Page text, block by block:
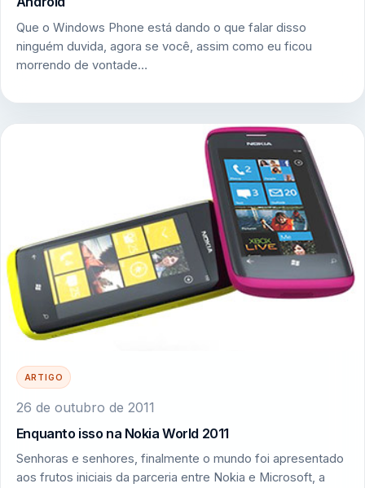
Que o Windows Phone está dando o que falar disso
ninguém duvida, agora se você, assim como eu ficou
morrendo de vontade…
ARTIGO
26 de outubro de 2011
Enquanto isso na Nokia World 2011
Senhoras e senhores, finalmente o mundo foi apresentado
aos frutos iniciais da parceria entre Nokia e Microsoft, a